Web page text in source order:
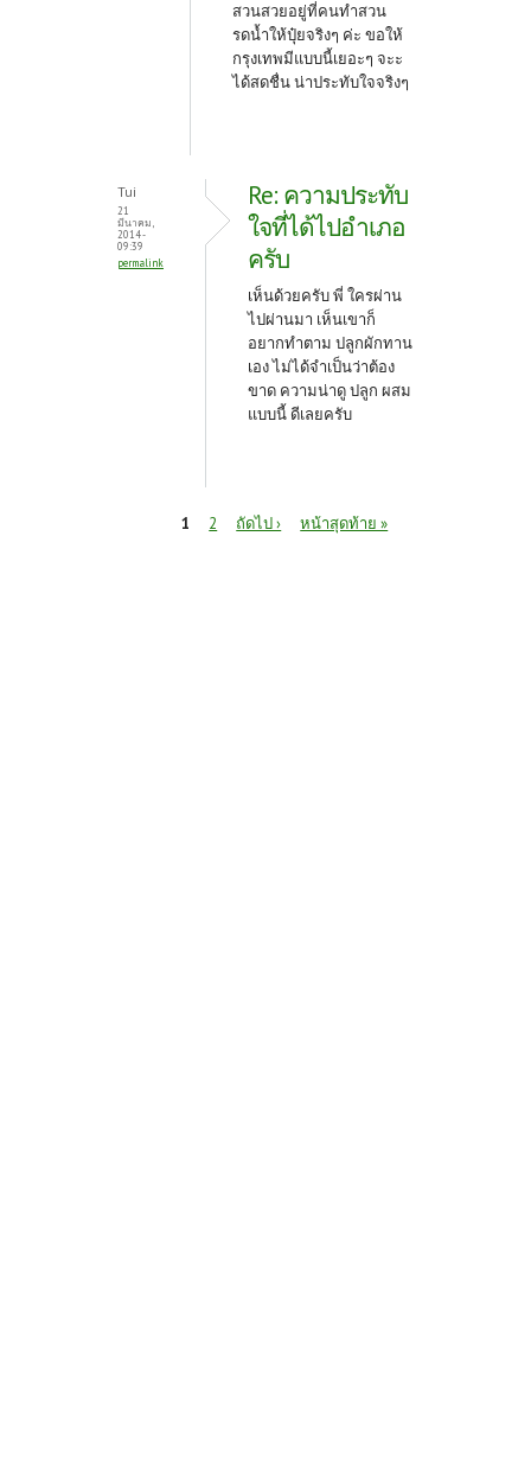
สวนสวยอยู่ที่คนทำสวน
รดน้ำให้ปุ๋ยจริงๆ ค่ะ ขอให้
กรุงเทพมีแบบนี้เยอะๆ จะะ
ได้สดชื่น น่าประทับใจจริงๆ
Tui
21
มีนาคม,
2014 -
09:39
permalink
Re: ความประทับ
ใจที่ได้ไปอำเภอ
ครับ
เห็นด้วยครับ พี่ ใครผ่าน
ไปผ่านมา เห็นเขาก็
อยากทำตาม ปลูกผักทาน
เอง ไม่ได้จำเป็นว่าต้อง
ขาด ความน่าดู ปลูก ผสม
แบบนี้ ดีเลยครับ
1 2 ถัดไป › หน้าสุดท้าย »